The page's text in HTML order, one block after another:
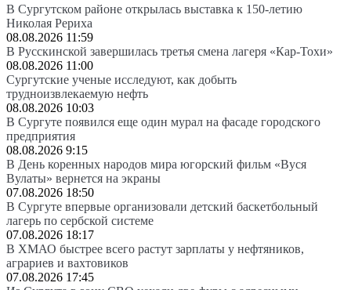
В Сургутском районе открылась выставка к 150-летию
Николая Рериха
08.08.2026 11:59
В Русскинской завершилась третья смена лагеря «Кар-Тохи»
08.08.2026 11:00
Сургутские ученые исследуют, как добыть
трудноизвлекаемую нефть
08.08.2026 10:03
В Сургуте появился еще один мурал на фасаде городского
предприятия
08.08.2026 9:15
В День коренных народов мира югорский фильм «Вуся
Вулаты» вернется на экраны
07.08.2026 18:50
В Сургуте впервые организовали детский баскетбольный
лагерь по сербской системе
07.08.2026 18:17
В ХМАО быстрее всего растут зарплаты у нефтяников,
аграриев и вахтовиков
07.08.2026 17:45